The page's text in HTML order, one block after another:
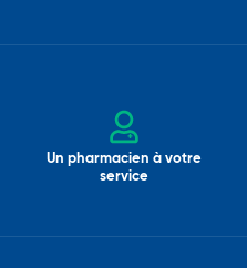
Un pharmacien à votre
service